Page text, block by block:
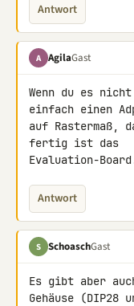
Antwort
A AgilaGast
Wenn du es
einfach einen
auf Rastermaß,
fertig ist das
Evaluation-
Antwort
S SchoaschGast
Es gibt aber
Gehäuse (DIP28